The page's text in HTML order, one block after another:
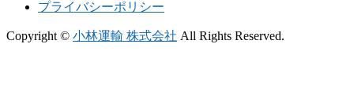
プライバシーポリシー
Copyright © 小林運輸 株式会社 All Rights Reserved.